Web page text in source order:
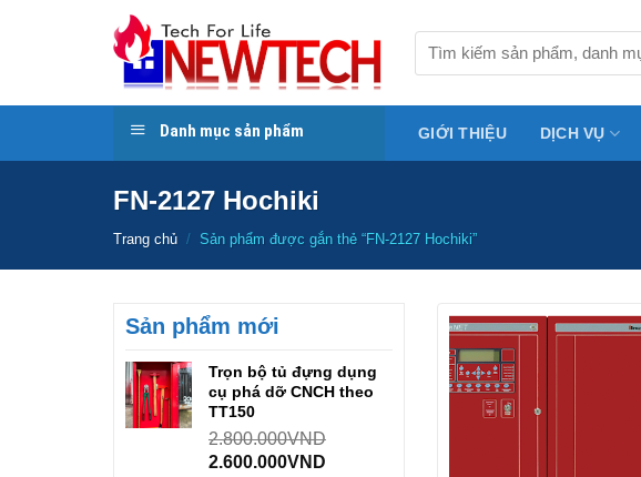
kiếm:
Danh mục sản phẩm GIỚI THIỆU DỊCH VỤ
FN-2127 Hochiki
Trang chủ / Sản phẩm được gắn thẻ “FN-2127 Hochiki”
Sản phẩm mới
Trọn bộ tủ đựng dụng
cụ phá dỡ CNCH theo
TT150
2.800.000VND
2.600.000VND